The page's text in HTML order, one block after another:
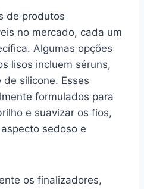
de produtos
no mercado, cada um
Algumas opções
lisos incluem séruns,
silicone. Esses
formulados para
e suavizar os fios,
sedoso e
os finalizadores,